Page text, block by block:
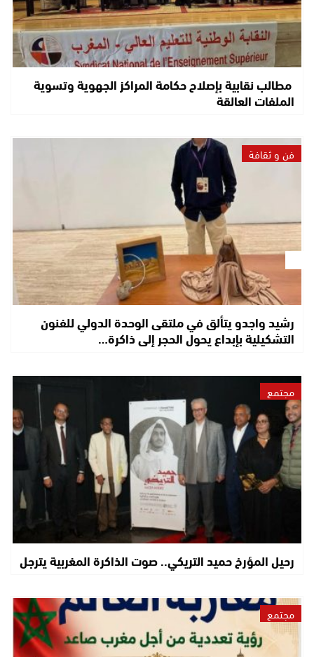
مطالب نقابية بإصلاح حكامة المراكز الجهوية وتسوية
الملفات العالقة
فن و ثقافة
رشيد واجدو يتألق في ملتقى الوحدة الدولي للفنون
التشكيلية بإبداع يحول الحجر إلى ذاكرة…
مجتمع
رحيل المؤرخ حميد التريكي.. صوت الذاكرة المغربية يترجل
مجتمع